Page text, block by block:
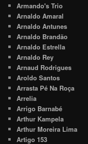
Armando's Trio
Arnaldo Amaral
Arnaldo Antunes
Arnaldo Brandão
Arnaldo Estrella
Arnaldo Rey
Arnaud Rodrigues
Aroldo Santos
Arrasta Pé Na Roça
Arrelia
Arrigo Barnabé
Arthur Kampela
Arthur Moreira Lima
Artigo 153